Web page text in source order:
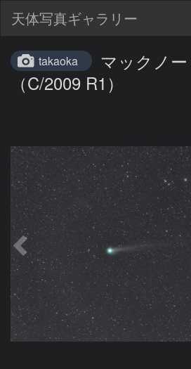
天体写真ギャラリー
takaoka
マックノ
（C/2009 R1）